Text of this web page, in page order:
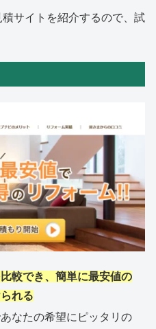
サイトを紹介するので、試
較でき、簡単に最安値の
れる
なたの希望にピッタリの